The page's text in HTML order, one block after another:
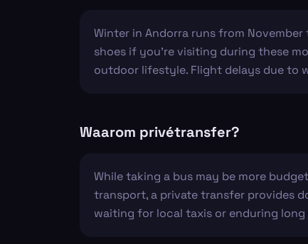
Winter in Andorra runs from
shoes if you're visiting during these
outdoor lifestyle. Flight delays due to
Waarom privétransfer?
While taking a bus may be more
transport, a private transfer provides
waiting for local taxis or enduring